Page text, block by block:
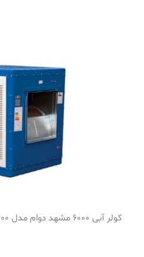
کولر آبی 6000 مشهد دوام مدل MD600 (ارسال از مشهد و تهران)